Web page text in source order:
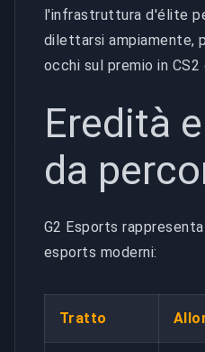
l'infrastruttura d'élite
dilettarsi ampiamente,
occhi sul premio in CS2
Eredità
da
G2 Esports
esports moderni:
Tratto